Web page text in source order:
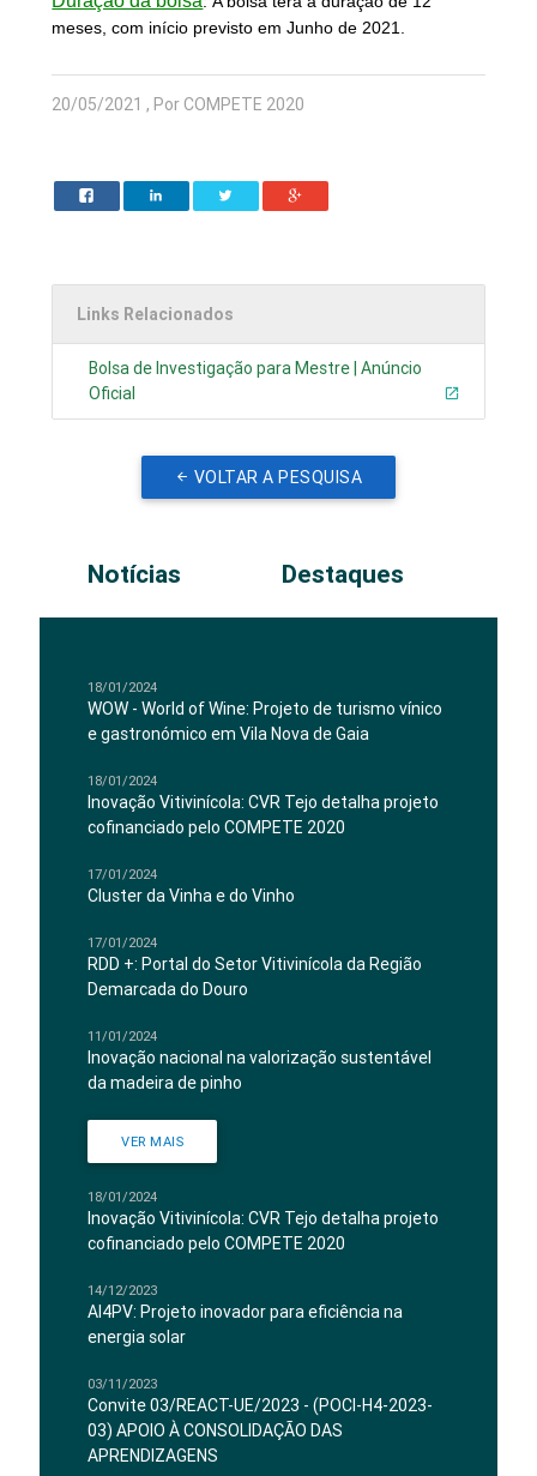
meses, com início previsto em Junho de 2021.
20/05/2021 , Por COMPETE 2020
Links Relacionados
Bolsa de Investigação para Mestre | Anúncio
Oficial
VOLTAR A PESQUISA
Notícias Destaques
18/01/2024
WOW - World of Wine: Projeto de turismo vínico
e gastronómico em Vila Nova de Gaia
18/01/2024
Inovação Vitivinícola: CVR Tejo detalha projeto
cofinanciado pelo COMPETE 2020
17/01/2024
Cluster da Vinha e do Vinho
17/01/2024
RDD +: Portal do Setor Vitivinícola da Região
Demarcada do Douro
11/01/2024
Inovação nacional na valorização sustentável
da madeira de pinho
VER MAIS
18/01/2024
Inovação Vitivinícola: CVR Tejo detalha projeto
cofinanciado pelo COMPETE 2020
14/12/2023
AI4PV: Projeto inovador para eficiência na
energia solar
03/11/2023
Convite 03/REACT-UE/2023 - (POCI-H4-2023-
03) APOIO À CONSOLIDAÇÃO DAS
APRENDIZAGENS